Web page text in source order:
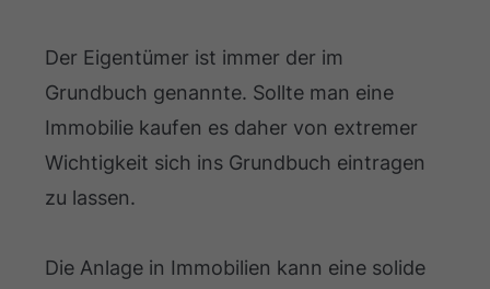
Der Eigentümer ist immer der im
Grundbuch genannte. Sollte man eine
Immobilie kaufen es daher von extremer
Wichtigkeit sich ins Grundbuch eintragen
zu lassen.
Die Anlage in Immobilien kann eine solide